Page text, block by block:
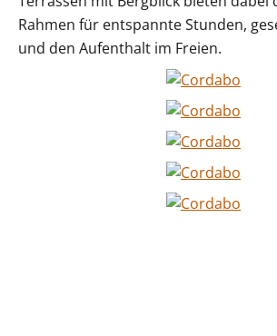
Rahmen für entspannte Stunden,
und den Aufenthalt im Freien.